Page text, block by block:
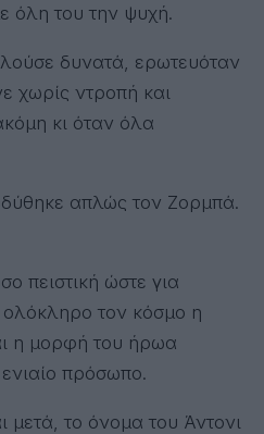
όλη του την ψυχή.
δυνατά, ερωτευόταν
χωρίς ντροπή και
κι όταν όλα
απλώς τον Ζορμπά.
πειστική ώστε για
ολόκληρο τον κόσμο η
η μορφή του ήρωα
πρόσωπο.
μετά, το όνομα του Άντονι